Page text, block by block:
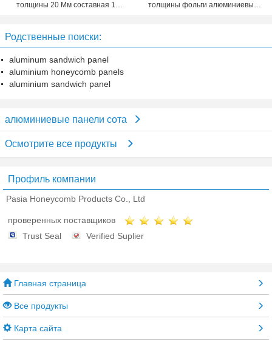
толщины 20 Мм составная 10
толщины фольги алюминиевые,
Родственные поиски:
aluminum sandwich panel
aluminium honeycomb panels
aluminium sandwich panel
алюминиевые панели сота
Осмотрите все продукты
Профиль компании
Pasia Honeycomb Products Co., Ltd
проверенных поставщиков
Trust Seal
Verified Suplier
Главная страница
Все продукты
Карта сайта